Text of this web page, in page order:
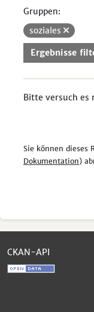
Gruppen:
soziales
Ergebnisse
Bitte versuch es
Sie können dieses
Dokumentation)
CKAN-API